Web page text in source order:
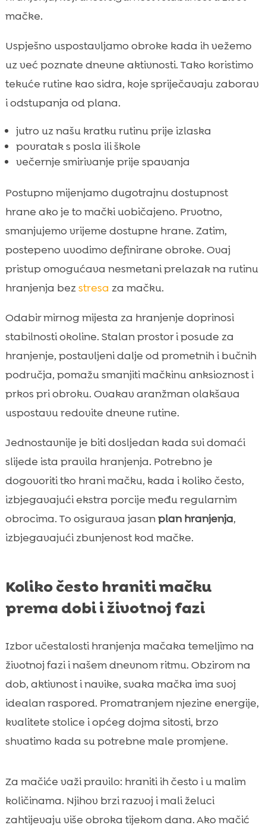
mačke.
Uspješno uspostavljamo obroke kada ih vežemo
uz već poznate dnevne aktivnosti. Tako koristimo
tekuće rutine kao sidra, koje spriječavaju zaborav
i odstupanja od plana.
jutro uz našu kratku rutinu prije izlaska
povratak s posla ili škole
večernje smirivanje prije spavanja
Postupno mijenjamo dugotrajnu dostupnost
hrane ako je to mački uobičajeno. Prvotno,
smanjujemo vrijeme dostupne hrane. Zatim,
postepeno uvodimo definirane obroke. Ovaj
pristup omogućava nesmetani prelazak na rutinu
hranjenja bezstresa za mačku.
Odabir mirnog mijesta za hranjenje doprinosi
stabilnosti okoline. Stalan prostor i posude za
hranjenje, postavljeni dalje od prometnih i bučnih
područja, pomažu smanjiti mačkinu anksioznost i
prkos pri obroku. Ovakav aranžman olakšava
uspostavu redovite dnevne rutine.
Jednostavnije je biti dosljedan kada svi domaći
slijede ista pravila hranjenja. Potrebno je
dogovoriti tko hrani mačku, kada i koliko često,
izbjegavajući ekstra porcije među regularnim
obrocima. To osigurava jasanplan hranjenja,
izbjegavajući zbunjenost kod mačke.
Koliko često hraniti mačku
prema dobi i životnoj fazi
Izbor učestalosti hranjenja mačaka temeljimo na
životnoj fazi i našem dnevnom ritmu. Obzirom na
dob, aktivnost i navike, svaka mačka ima svoj
idealan raspored. Promatranjem njezine energije,
kvalitete stolice i općeg dojma sitosti, brzo
shvatimo kada su potrebne male promjene.
Za mačiće važi pravilo: hraniti ih često i u malim
količinama. Njihov brzi razvoj i mali želuci
zahtijevaju više obroka tijekom dana. Ako mačić